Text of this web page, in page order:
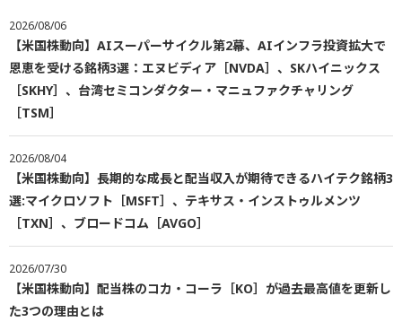
2026/08/06
【米国株動向】AIスーパーサイクル第2幕、AIインフラ投資拡大で
恩恵を受ける銘柄3選：エヌビディア［NVDA］、SKハイニックス
［SKHY］、台湾セミコンダクター・マニュファクチャリング
［TSM］
2026/08/04
【米国株動向】長期的な成長と配当収入が期待できるハイテク銘柄3
選:マイクロソフト［MSFT］、テキサス・インストゥルメンツ
［TXN］、ブロードコム［AVGO］
2026/07/30
【米国株動向】配当株のコカ・コーラ［KO］が過去最高値を更新し
た3つの理由とは